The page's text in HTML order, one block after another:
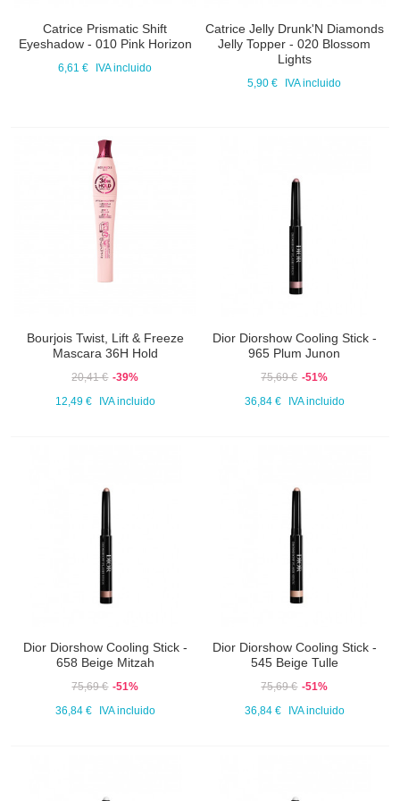
Catrice Prismatic Shift
Eyeshadow - 010 Pink Horizon
6,61 € IVA incluido
Catrice Jelly Drunk'N Diamonds
Jelly Topper - 020 Blossom
Lights
5,90 € IVA incluido
Bourjois Twist, Lift & Freeze
Mascara 36H Hold
20,41 € -39%
12,49 €
IVA incluido
Dior Diorshow Cooling Stick -
965 Plum Junon
75,69 € -51%
36,84 €
IVA incluido
Dior Diorshow Cooling Stick -
658 Beige Mitzah
75,69 € -51%
36,84 €
IVA incluido
Dior Diorshow Cooling Stick -
545 Beige Tulle
75,69 € -51%
36,84 €
IVA incluido